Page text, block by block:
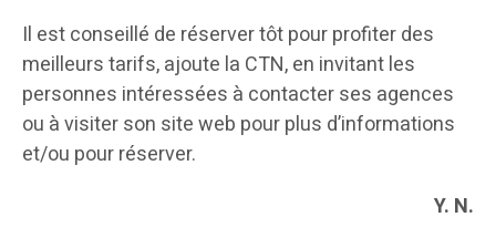
Il est conseillé de réserver tôt pour profiter des
meilleurs tarifs, ajoute la CTN, en invitant les
personnes intéressées à contacter ses agences
ou à visiter son site web pour plus d’informations
et/ou pour réserver.
Y. N.